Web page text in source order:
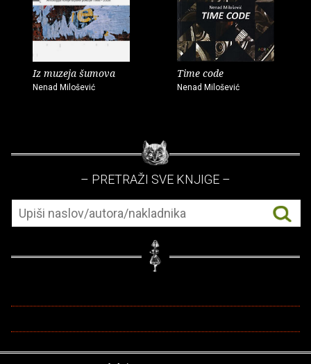
Iz muzeja šumova
Nenad Milošević
Time code
Nenad Milošević
– PRETRAŽI SVE KNJIGE –